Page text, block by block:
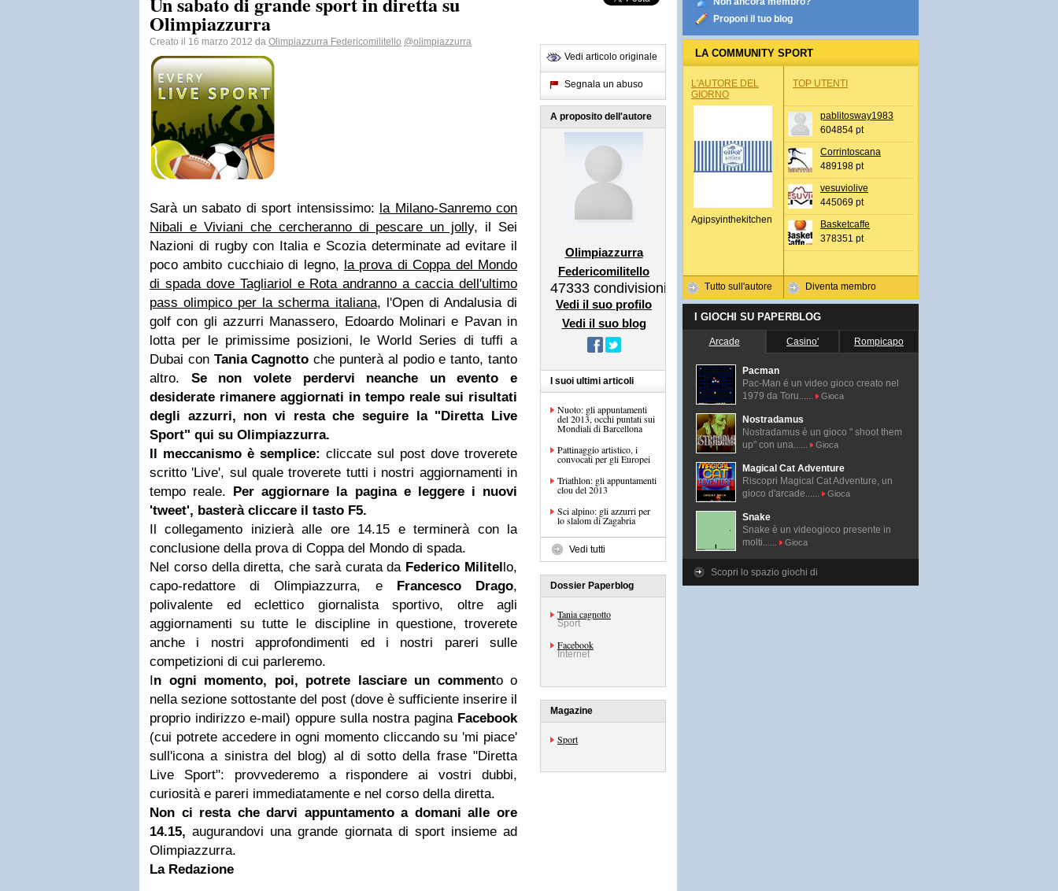
Olimpiazzurra
Creato il 16 marzo 2012 da Olimpiazzurra Federicomilitello @olimpiazzurra
Sarà un sabato di sport intensissimo: la Milano-Sanremo con
Nibali e Viviani che cercheranno di pescare un jolly, il Sei
Nazioni di rugby con Italia e Scozia determinate ad evitare il
poco ambito cucchiaio di legno, la prova di Coppa del Mondo
di spada dove Tagliariol e Rota andranno a caccia dell'ultimo
pass olimpico per la scherma italiana, l'Open di Andalusia di
golf con gli azzurri Manassero, Edoardo Molinari e Pavan in
lotta per le primissime posizioni, le World Series di tuffi a
Dubai con Tania Cagnotto che punterà al podio e tanto, tanto
altro. Se non volete perdervi neanche un evento e
desiderate rimanere aggiornati in tempo reale sui risultati
degli azzurri, non vi resta che seguire la "Diretta Live
Sport" qui su Olimpiazzurra.
Il meccanismo è semplice: cliccate sul post dove troverete
scritto 'Live', sul quale troverete tutti i nostri aggiornamenti in
tempo reale. Per aggiornare la pagina e leggere i nuovi
'tweet', basterà cliccare il tasto F5.
Il collegamento inizierà alle ore 14.15 e terminerà con la
conclusione della prova di Coppa del Mondo di spada.
Nel corso della diretta, che sarà curata da Federico Militello,
capo-redattore di Olimpiazzurra, e Francesco Drago,
polivalente ed eclettico giornalista sportivo, oltre agli
aggiornamenti su tutte le discipline in questione, troverete
anche i nostri approfondimenti ed i nostri pareri sulle
competizioni di cui parleremo.
In ogni momento, poi, potrete lasciare un commento o
nella sezione sottostante del post (dove è sufficiente inserire il
proprio indirizzo e-mail) oppure sulla nostra pagina Facebook
(cui potrete accedere in ogni momento cliccando su 'mi piace'
sull'icona a sinistra del blog) al di sotto della frase "Diretta
Live Sport": provvederemo a rispondere ai vostri dubbi,
curiosità e pareri immediatamente e nel corso della diretta.
Non ci resta che darvi appuntamento a domani alle ore
14.15, augurandovi una grande giornata di sport insieme ad
Olimpiazzurra.
La Redazione
Vedi articolo originale
Segnala un abuso
A proposito dell'autore
Olimpiazzurra
Federicomilitello
47333 condivisioni
Vedi il suo profilo
Vedi il suo blog
I suoi ultimi articoli
Nuoto: gli appuntamenti
del 2013, occhi puntati sui
Mondiali di Barcellona
Pattinaggio artistico, i
convocati per gli Europei
Triathlon: gli appuntamenti
clou del 2013
Sci alpino: gli azzurri per
lo slalom di Zagabria
Vedi tutti
Dossier Paperblog
Tania cagnotto
Sport
Facebook
Internet
Magazine
Sport
Proponi il tuo blog
LA COMMUNITY SPORT
L'AUTORE DEL
GIORNO
Agipsyinthekitchen
Tutto sull'autore
TOP UTENTI
pablitosway1983
604854 pt
Corrintoscana
489198 pt
vesuviolive
445069 pt
Basketcaffe
378351 pt
Diventa membro
I GIOCHI SU PAPERBLOG
Arcade Casino' Rompicapo
Pacman
Pac-Man é un video gioco creato nel
1979 da Toru......
Gioca
Nostradamus
Nostradamus è un gioco " shoot them
up" con una......
Gioca
Magical Cat Adventure
Riscopri Magical Cat Adventure, un
gioco d'arcade......
Gioca
Snake
Snake è un videogioco presente in
molti......
Gioca
Scopri lo spazio giochi di